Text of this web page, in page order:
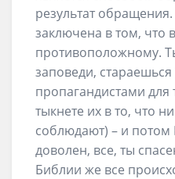
результат
заключена в том, что
противоположному.
заповеди,
пропагандистами для
тыкнете их в то, что
соблюдают) – и потом
доволен, все, ты
Библии же все